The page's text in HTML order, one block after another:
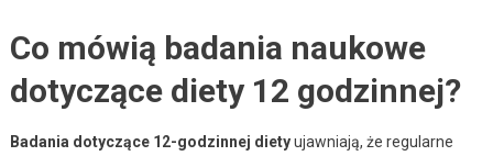
Co mówią badania naukowe
dotyczące diety 12 godzinnej?
Badania dotyczące 12-godzinnej dietyujawniają, że regularne